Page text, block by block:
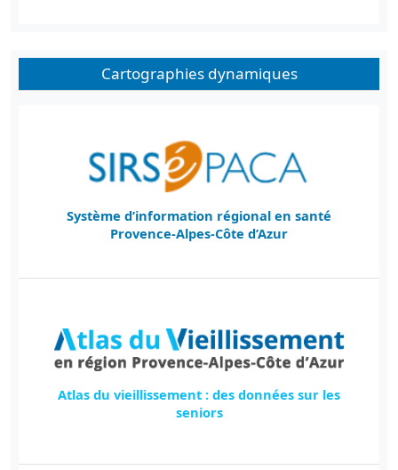
Cartographies dynamiques
Système d’information régional en santé
Provence-Alpes-Côte d’Azur
Atlas du vieillissement : des données sur les
seniors